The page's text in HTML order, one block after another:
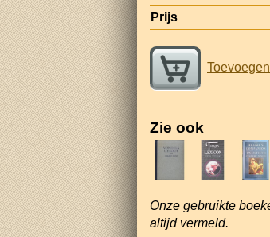
Prijs
Zie ook
Onze gebruikte
altijd vermeld.